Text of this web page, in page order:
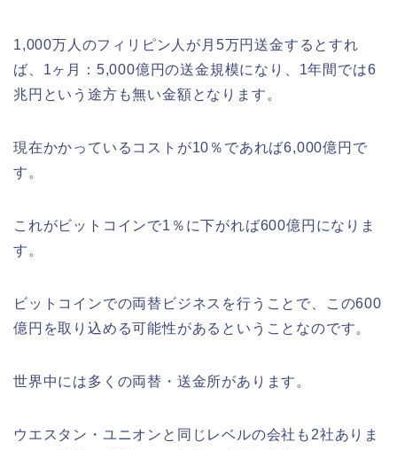
1,000万人のフィリピン人が月5万円送金するとすれ
ば、1ヶ月：5,000億円の送金規模になり、1年間では6
兆円という途方も無い金額となります。
現在かかっているコストが10％であれば6,000億円で
す。
これがビットコインで1％に下がれば600億円になりま
す。
ビットコインでの両替ビジネスを行うことで、この600
億円を取り込める可能性があるということなのです。
世界中には多くの両替・送金所があります。
ウエスタン・ユニオンと同じレベルの会社も2社ありま